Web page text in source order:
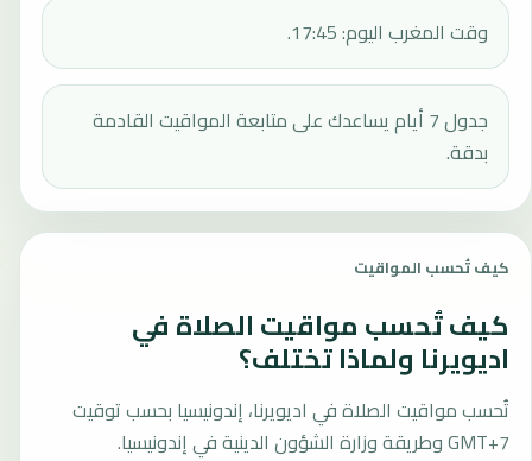
وقت المغرب اليوم: 17:45.
جدول 7 أيام يساعدك على متابعة المواقيت القادمة
بدقة.
كيف تُحسب المواقيت
كيف تُحسب مواقيت الصلاة في
اديويرنا ولماذا تختلف؟
تُحسب مواقيت الصلاة في اديويرنا، إندونيسيا بحسب توقيت
GMT+7 وطريقة وزارة الشؤون الدينية في إندونيسيا.